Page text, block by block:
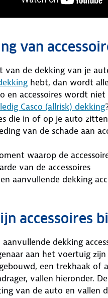
van
van de dekking van je
hebt, dan wordt
en accessoires wordt
Casco (allrisk) dekking
die in of op je auto
van de schade aan
waarop de
van de accessoires
aanvullende dekking
accessoires
aanvullende dekking
aan het voertuig
een trekhaak of
vallen hieronder.
van de auto en vallen